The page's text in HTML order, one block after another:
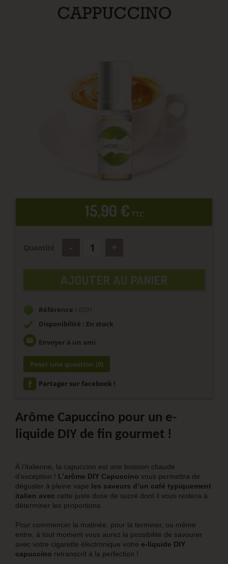
15,90 € TTC
AJOUTER AU PANIER
Référence :
0201
Disponibilité : En stock
email Envoyer à un ami
Poser une question (0)
Partager sur facebook !
Arôme Capuccino pour un e-
liquide DIY de fin gourmet !
À l’italienne, la capuccino est une boisson chaude
d’exception ! L’arôme DIY Capuccino vous permettra de
déguster à pleine vape les saveurs d’un café typiquement
italien avec cette juste dose de sucré dont il vous restera à
déterminer les proportions.
Pour commencer la matinée, pour la terminer, ou même
entre, à tout moment vous aurez la possibilité de savourer
avec votre cigarette électronique votre e-liquide DIY
capuccino retranscrit à la perfection !